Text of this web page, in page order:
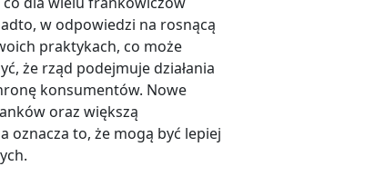
w odpowiedzi na rosnącą
praktykach, co może
że rząd podejmuje działania
konsumentów. Nowe
oraz większą
to, że mogą być lepiej